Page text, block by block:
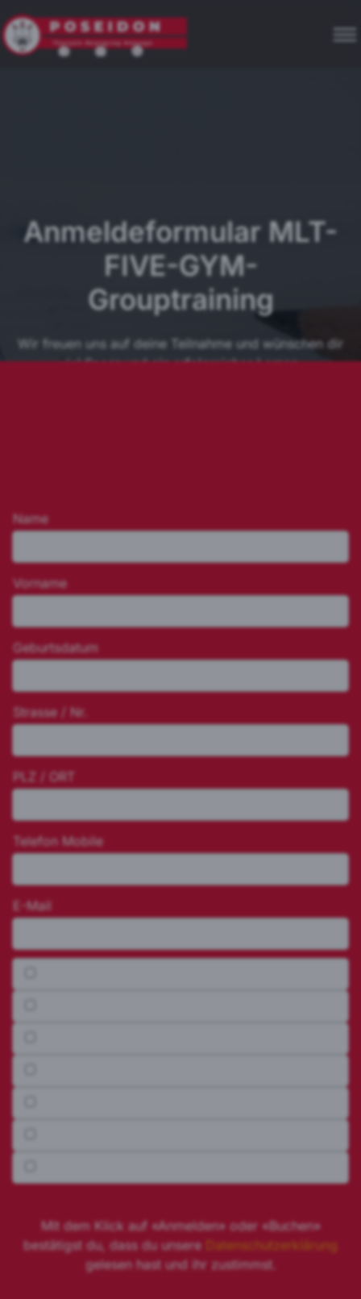
Anmeldeformular MLT-
FIVE-GYM-
Grouptraining
Wir freuen uns auf deine Teilnahme und wünschen dir
viel Spass und ein erfolgreiches Lernen.
Name
Vorname
Geburtsdatum
Strasse / Nr.
PLZ / ORT
Telefon Mobile
E-Mail
Mit dem Klick auf «Anmelden» oder «Buchen»
bestätigst du, dass du unsere
Datenschutzerklärung
gelesen hast und ihr zustimmst.